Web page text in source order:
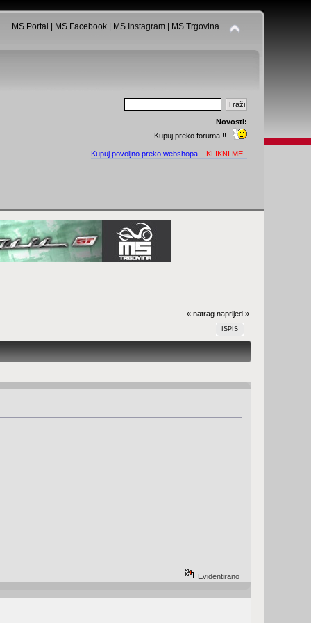
MS Portal MS Facebook| MS Instagram| MS Trgovina
Novosti:
Kupuj preko foruma !!
Kupuj povoljno preko webshopa KLIKNI ME
« natrag naprijed »
ISPIS
Evidentirano